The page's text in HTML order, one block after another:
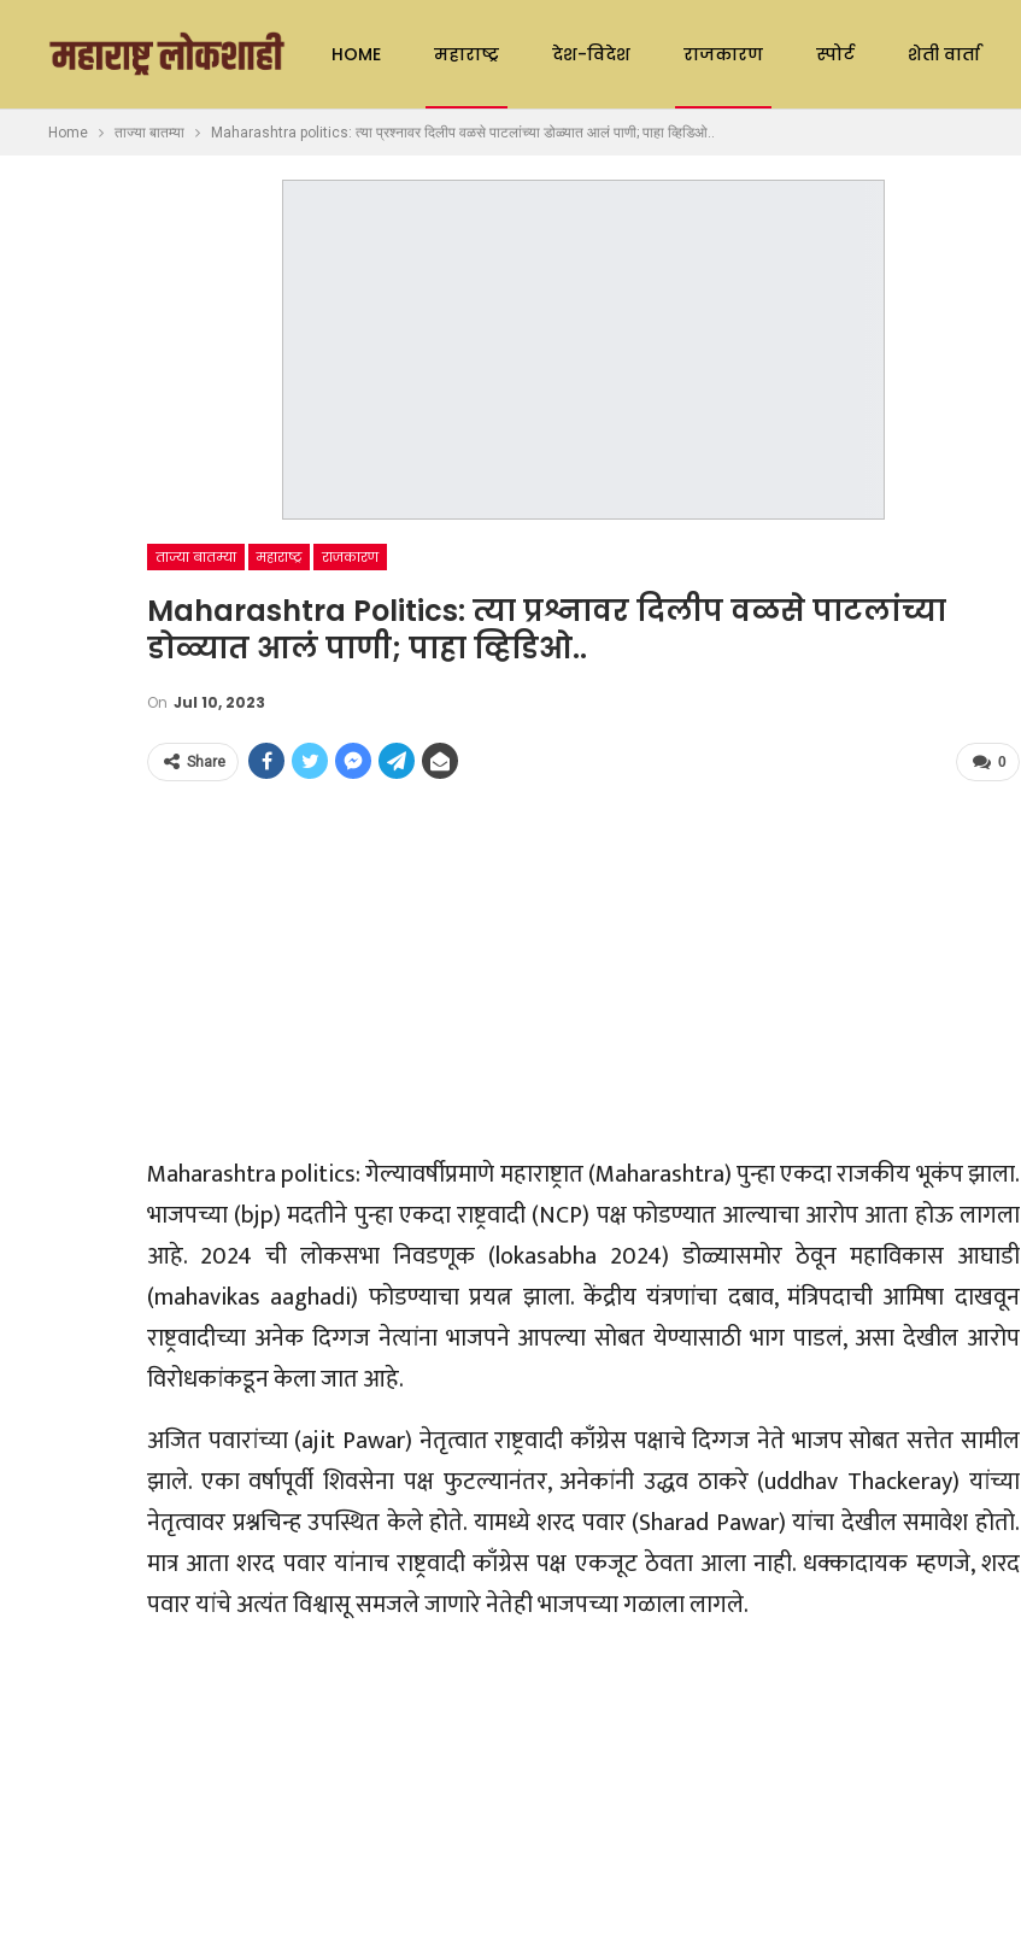
HOME महाराष्ट्र देश-विदेश राजकारण स्पोर्ट शेती वार्ता
Home ताज्या बातम्या Maharashtra politics: त्या प्रश्नावर दिलीप वळसे पाटलांच्या डोळ्यात आलं पाणी; पाहा व्हिडिओ..
ताज्या बातम्या महाराष्ट्र राजकारण
Maharashtra Politics: त्या प्रश्नावर दिलीप वळसे पाटलांच्या
डोळ्यात आलं पाणी; पाहा व्हिडिओ..
On Jul 10, 2023
0
Share
Maharashtra politics: गेल्यावर्षीप्रमाणे महाराष्ट्रात (Maharashtra) पुन्हा एकदा राजकीय भूकंप झाला.
भाजपच्या (bjp) मदतीने पुन्हा एकदा राष्ट्रवादी (NCP) पक्ष फोडण्यात आल्याचा आरोप आता होऊ लागला
आहे. 2024 ची लोकसभा निवडणूक (lokasabha 2024) डोळ्यासमोर ठेवून महाविकास आघाडी
(mahavikas aaghadi) फोडण्याचा प्रयत्न झाला. केंद्रीय यंत्रणांचा दबाव, मंत्रिपदाची आमिषा दाखवून
राष्ट्रवादीच्या अनेक दिग्गज नेत्यांना भाजपने आपल्या सोबत येण्यासाठी भाग पाडलं, असा देखील आरोप
विरोधकांकडून केला जात आहे.
अजित पवारांच्या (ajit Pawar) नेतृत्वात राष्ट्रवादी काँग्रेस पक्षाचे दिग्गज नेते भाजप सोबत सत्तेत सामील
झाले. एका वर्षापूर्वी शिवसेना पक्ष फुटल्यानंतर, अनेकांनी उद्धव ठाकरे (uddhav Thackeray) यांच्या
नेतृत्वावर प्रश्नचिन्ह उपस्थित केले होते. यामध्ये शरद पवार (Sharad Pawar) यांचा देखील समावेश होतो.
मात्र आता शरद पवार यांनाच राष्ट्रवादी काँग्रेस पक्ष एकजूट ठेवता आला नाही. धक्कादायक म्हणजे, शरद
पवार यांचे अत्यंत विश्वासू समजले जाणारे नेतेही भाजपच्या गळाला लागले.